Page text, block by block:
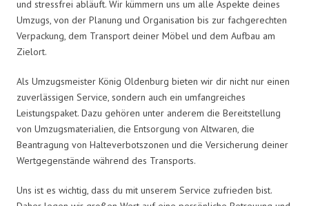
und stressfrei abläuft. Wir kümmern uns um alle Aspekte deines
Umzugs, von der Planung und Organisation bis zur fachgerechten
Verpackung, dem Transport deiner Möbel und dem Aufbau am
Zielort.
Als Umzugsmeister König Oldenburg bieten wir dir nicht nur einen
zuverlässigen Service, sondern auch ein umfangreiches
Leistungspaket. Dazu gehören unter anderem die Bereitstellung
von Umzugsmaterialien, die Entsorgung von Altwaren, die
Beantragung von Halteverbotszonen und die Versicherung deiner
Wertgegenstände während des Transports.
Uns ist es wichtig, dass du mit unserem Service zufrieden bist.